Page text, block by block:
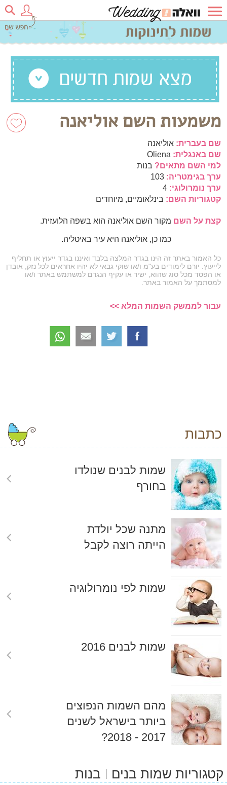
משמעות השם אוליאנה
שם בעברית: אוליאנה
שם באנגלית: Oliena
למי השם מתאים? בנות
ערך בגימטריה: 103
ערך נומרולוגי: 4
קטגוריות השם: בינלאומיים, מיוחדים
קצת על השם מקור השם אוליאנה הוא בשפה הלועזית.
כמו כן, אוליאנה היא עיר באיטליה.
כל האמור באתר זה הינו בגדר המלצה בלבד ואיננו בגדר ייעוץ או תחליף
לייעוץ. יורם לימודים בע"מ ו/או שוקי גבאי לא יהיו אחראים לכל נזק, אובדן
או הפסד מכל סוג שהוא, ישיר או עקיף הנגרם למשתמש באתר ו/או
למסתמך על האמור באתר.
עבור לממשק השמות המלא >>
כתבות
שמות לבנים שנולדו
בחורף
מתנה שכל יולדת
הייתה רוצה לקבל
שמות לפי נומרולוגיה
שמות לבנים 2016
מהם השמות הנפוצים
ביותר בישראל לשנים
2017 - 2018?
קטגוריות שמות בנים בנות